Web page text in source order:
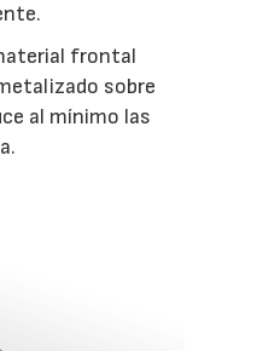
frontal
sobre
al mínimo las